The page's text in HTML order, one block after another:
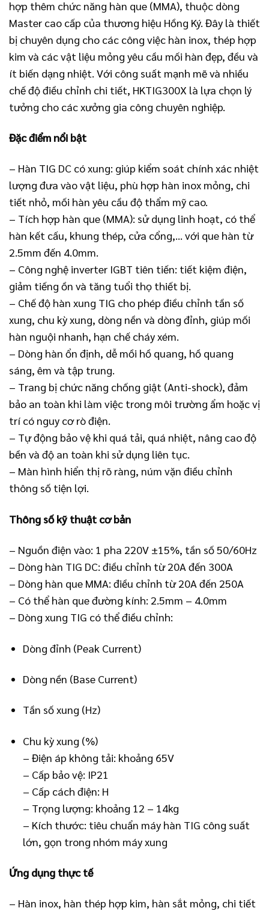
hợp thêm chức năng hàn que (MMA), thuộc dòng
Master cao cấp của thương hiệu Hồng Ký. Đây là thiết
bị chuyên dụng cho các công việc hàn inox, thép hợp
kim và các vật liệu mỏng yêu cầu mối hàn đẹp, đều và
ít biến dạng nhiệt. Với công suất mạnh mẽ và nhiều
chế độ điều chỉnh chi tiết, HKTIG300X là lựa chọn lý
tưởng cho các xưởng gia công chuyên nghiệp.
Đặc điểm nổi bật
– Hàn TIG DC có xung: giúp kiểm soát chính xác nhiệt
lượng đưa vào vật liệu, phù hợp hàn inox mỏng, chi
tiết nhỏ, mối hàn yêu cầu độ thẩm mỹ cao.
– Tích hợp hàn que (MMA): sử dụng linh hoạt, có thể
hàn kết cấu, khung thép, cửa cổng,… với que hàn từ
2.5mm đến 4.0mm.
– Công nghệ inverter IGBT tiên tiến: tiết kiệm điện,
giảm tiếng ồn và tăng tuổi thọ thiết bị.
– Chế độ hàn xung TIG cho phép điều chỉnh tần số
xung, chu kỳ xung, dòng nền và dòng đỉnh, giúp mối
hàn nguội nhanh, hạn chế cháy xém.
– Dòng hàn ổn định, dễ mồi hồ quang, hồ quang
sáng, êm và tập trung.
– Trang bị chức năng chống giật (Anti-shock), đảm
bảo an toàn khi làm việc trong môi trường ẩm hoặc vị
trí có nguy cơ rò điện.
– Tự động bảo vệ khi quá tải, quá nhiệt, nâng cao độ
bền và độ an toàn khi sử dụng liên tục.
– Màn hình hiển thị rõ ràng, núm vặn điều chỉnh
thông số tiện lợi.
Thông số kỹ thuật cơ bản
– Nguồn điện vào: 1 pha 220V ±15%, tần số 50/60Hz
– Dòng hàn TIG DC: điều chỉnh từ 20A đến 300A
– Dòng hàn que MMA: điều chỉnh từ 20A đến 250A
– Có thể hàn que đường kính: 2.5mm – 4.0mm
– Dòng xung TIG có thể điều chỉnh:
Dòng đỉnh (Peak Current)
Dòng nền (Base Current)
Tần số xung (Hz)
Chu kỳ xung (%)
– Điện áp không tải: khoảng 65V
– Cấp bảo vệ: IP21
– Cấp cách điện: H
– Trọng lượng: khoảng 12 – 14kg
– Kích thước: tiêu chuẩn máy hàn TIG công suất
lớn, gọn trong nhóm máy xung
Ứng dụng thực tế
– Hàn inox, hàn thép hợp kim, hàn sắt mỏng, chi tiết